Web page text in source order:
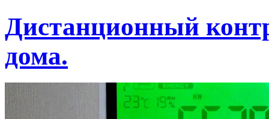
Дистанционный
дома.